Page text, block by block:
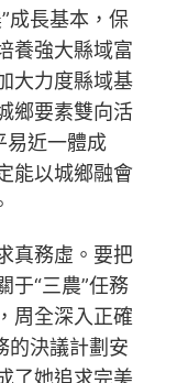
成長基本，保
養強大縣域富
大力度縣域基
鄉要素雙向活
易近一體成
能以城鄉融會
真務虛。要把
于“三農”任務
周全深入正確
的決議計劃安